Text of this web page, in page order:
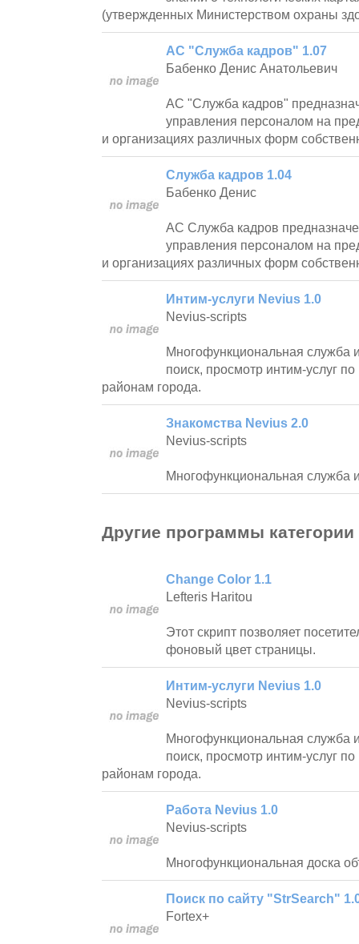
(утвержденных Министерством охраны
АС "Служба кадров" 1.07
Бабенко Денис Анатольевич
АС "Служба кадров"
управления персоналом на
и организациях различных форм
Служба кадров 1.04
Бабенко Денис
АС Служба кадров
управления персоналом на
и организациях различных форм
Интим-услуги Nevius 1.0
Nevius-scripts
Многофункциональная служба
поиск, просмотр интим-услуг
районам города.
Знакомства Nevius 2.0
Nevius-scripts
Многофункциональная служба
Другие программы категории
Change Color 1.1
Lefteris Haritou
Этот скрипт позволяет
фоновый цвет страницы.
Интим-услуги Nevius 1.0
Nevius-scripts
Многофункциональная служба
поиск, просмотр интим-услуг
районам города.
Работа Nevius 1.0
Nevius-scripts
Многофункциональная доска
Поиск по сайту "StrSearch"
Fortex+